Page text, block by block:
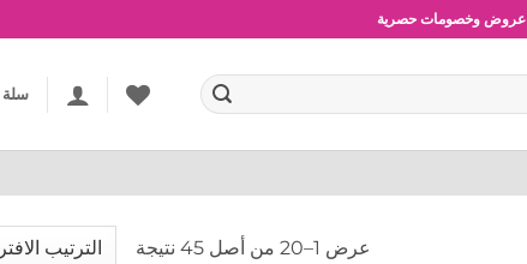
عروض وخصومات حصرية
عرض 1–20 من أصل 45 نتيجة